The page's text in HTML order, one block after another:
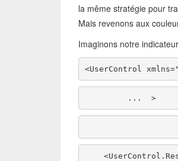
la même stratégie pour
Mais revenons aux
Imaginons notre
<UserControl xmlns=